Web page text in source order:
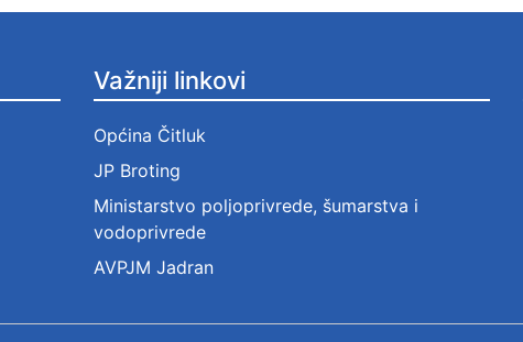
Važniji linkovi
Općina Čitluk
JP Broting
Ministarstvo poljoprivrede, šumarstva i
vodoprivrede
AVPJM Jadran